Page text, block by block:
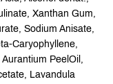
Xanthan Gum,
Sodium Anisate,
Caryophyllene,
PeelOil,
Lavandula